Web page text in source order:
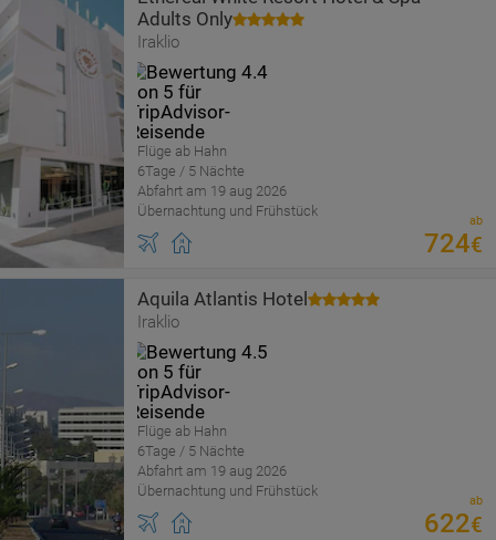
Adults Only
Iraklio
Flüge ab Hahn
6Tage / 5 Nächte
Abfahrt am 19 aug 2026
Übernachtung und Frühstück
ab
724€
Aquila Atlantis Hotel
Iraklio
Flüge ab Hahn
6Tage / 5 Nächte
Abfahrt am 19 aug 2026
Übernachtung und Frühstück
ab
622€